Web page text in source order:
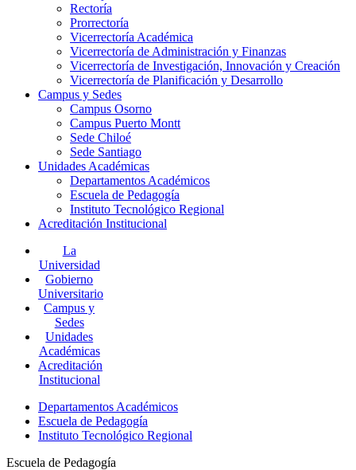
Rectoría
Prorrectoría
Vicerrectoría Académica
Vicerrectoría de Administración y Finanzas
Vicerrectoría de Investigación, Innovación y Creación
Vicerrectoría de Planificación y Desarrollo
Campus y Sedes
Campus Osorno
Campus Puerto Montt
Sede Chiloé
Sede Santiago
Unidades Académicas
Departamentos Académicos
Escuela de Pedagogía
Instituto Tecnológico Regional
Acreditación Institucional
La
Universidad
Gobierno
Universitario
Campus y
Sedes
Unidades
Académicas
Acreditación
Institucional
Departamentos Académicos
Escuela de Pedagogía
Instituto Tecnológico Regional
Escuela de Pedagogía